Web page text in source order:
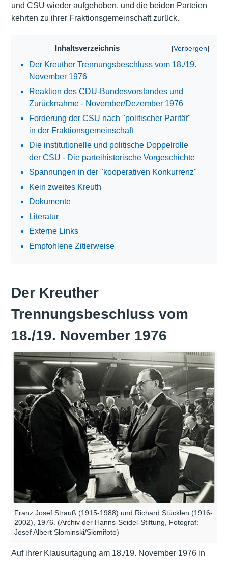
und CSU wieder aufgehoben, und die beiden Parteien
kehrten zu ihrer Fraktionsgemeinschaft zurück.
Inhaltsverzeichnis
Der Kreuther Trennungsbeschluss vom 18./19.
November 1976
Reaktion des CDU-Bundesvorstandes und
Zurücknahme - November/Dezember 1976
Forderung der CSU nach "politischer Parität"
in der Fraktionsgemeinschaft
Die institutionelle und politische Doppelrolle
der CSU - Die parteihistorische Vorgeschichte
Spannungen in der "kooperativen Konkurrenz"
Kein zweites Kreuth
Dokumente
Literatur
Externe Links
Empfohlene Zitierweise
Der Kreuther
Trennungsbeschluss vom
18./19. November 1976
Franz Josef Strauß (1915-1988) und Richard Stücklen (1916-
2002), 1976. (Archiv der Hanns-Seidel-Stiftung, Fotograf:
Josef Albert Slominski/Slomifoto)
Auf ihrer Klausurtagung am 18./19. November 1976 in